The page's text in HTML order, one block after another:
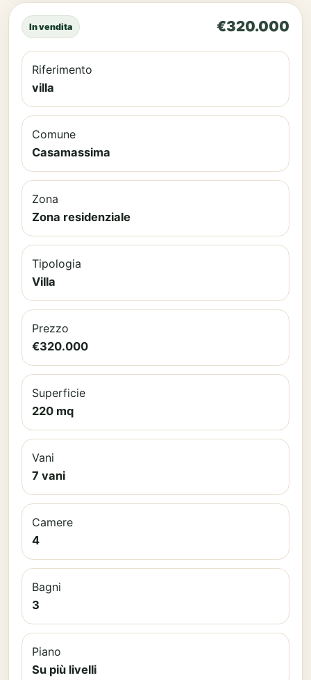
In vendita €320.000
Riferimento
villa
Comune
Casamassima
Zona
Zona residenziale
Tipologia
Villa
Prezzo
€320.000
Superficie
220 mq
Vani
7 vani
Camere
4
Bagni
3
Piano
Su più livelli